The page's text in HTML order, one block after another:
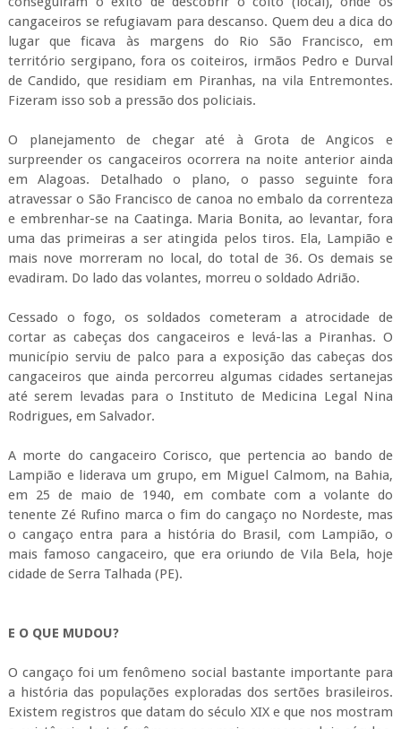
cangaceiros se refugiavam para descanso. Quem deu a dica do
lugar que ficava às margens do Rio São Francisco, em
território sergipano, fora os coiteiros, irmãos Pedro e Durval
de Candido, que residiam em Piranhas, na vila Entremontes.
Fizeram isso sob a pressão dos policiais.
O planejamento de chegar até à Grota de Angicos e
surpreender os cangaceiros ocorrera na noite anterior ainda
em Alagoas. Detalhado o plano, o passo seguinte fora
atravessar o São Francisco de canoa no embalo da correnteza
e embrenhar-se na Caatinga. Maria Bonita, ao levantar, fora
uma das primeiras a ser atingida pelos tiros. Ela, Lampião e
mais nove morreram no local, do total de 36. Os demais se
evadiram. Do lado das volantes, morreu o soldado Adrião.
Cessado o fogo, os soldados cometeram a atrocidade de
cortar as cabeças dos cangaceiros e levá-las a Piranhas. O
município serviu de palco para a exposição das cabeças dos
cangaceiros que ainda percorreu algumas cidades sertanejas
até serem levadas para o Instituto de Medicina Legal Nina
Rodrigues, em Salvador.
A morte do cangaceiro Corisco, que pertencia ao bando de
Lampião e liderava um grupo, em Miguel Calmom, na Bahia,
em 25 de maio de 1940, em combate com a volante do
tenente Zé Rufino marca o fim do cangaço no Nordeste, mas
o cangaço entra para a história do Brasil, com Lampião, o
mais famoso cangaceiro, que era oriundo de Vila Bela, hoje
cidade de Serra Talhada (PE).
E O QUE MUDOU?
O cangaço foi um fenômeno social bastante importante para
a história das populações exploradas dos sertões brasileiros.
Existem registros que datam do século XIX e que nos mostram